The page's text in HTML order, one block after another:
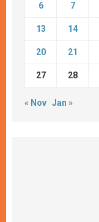
6 7
13 14
20 21
27 28
« Nov Jan »